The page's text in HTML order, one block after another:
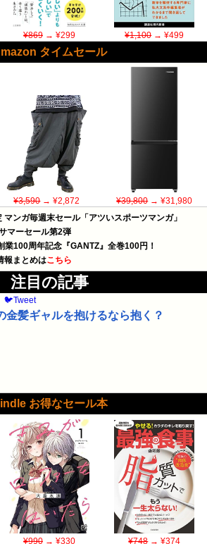
¥869→ ¥299 ¥1,100→ ¥499
タイムセール
¥3,590→ ¥2,872 ¥39,800→ ¥31,980
マンガ毎週末セール「アツいスポーツマンガ」
マーセール第2弾
業100周年記念『GANTZ』全巻100円！
報まとめはこちら
注目の記事
🐦Tweet
金髪ギャルを抱けるなら抱く？
お得なセール本
¥990→ ¥330 ¥748→ ¥374